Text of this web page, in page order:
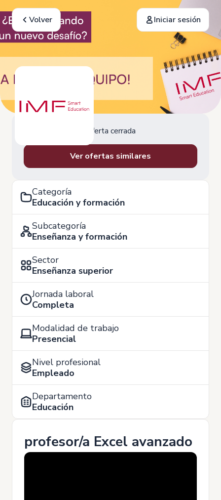
Volver Iniciar sesión
Oferta cerrada
Ver ofertas similares
Categoría
Educación y formación
Subcategoría
Enseñanza y formación
Sector
Enseñanza superior
Jornada laboral
Completa
Modalidad de trabajo
Presencial
Nivel profesional
Empleado
Departamento
Educación
profesor/a Excel avanzado